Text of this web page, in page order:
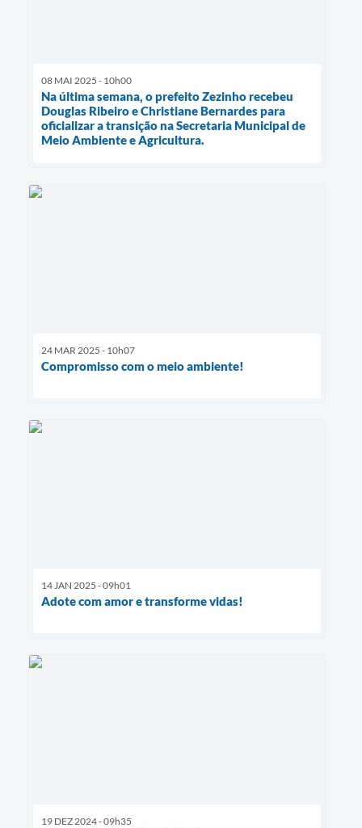
08 MAI 2025 - 10h00
Na última semana, o prefeito Zezinho recebeu
Douglas Ribeiro e Christiane Bernardes para
oficializar a transição na Secretaria Municipal de
Meio Ambiente e Agricultura.
24 MAR 2025 - 10h07
Compromisso com o meio ambiente!
14 JAN 2025 - 09h01
Adote com amor e transforme vidas!
19 DEZ 2024 - 09h35